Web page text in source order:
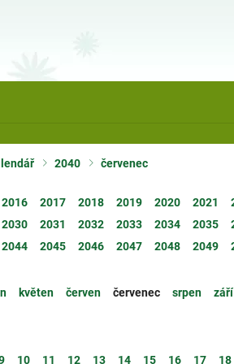
2040 červenec
2016 2017 2018 2019 2020 2021
2030 2031 2032 2033 2034 2035
2044 2045 2046 2047 2048 2049
květen červen červenec srpen září
10 11 12 13 14 15 16 17 18